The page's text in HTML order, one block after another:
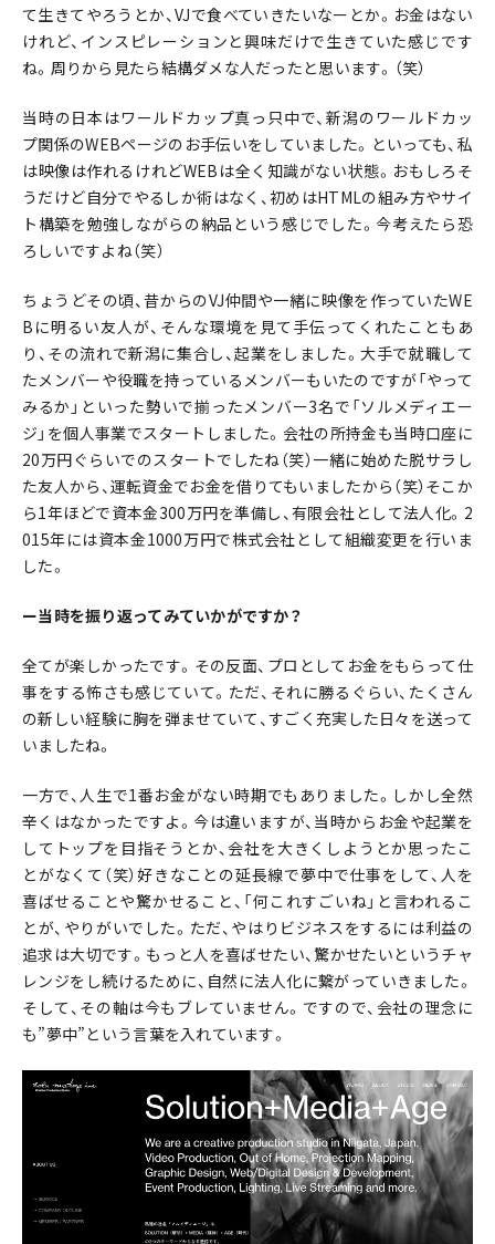
て生きてやろうとか、VJで食べていきたいなーとか。お金はない
けれど、インスピレーションと興味だけで生きていた感じです
ね。周りから見たら結構ダメな人だったと思います。（笑）
当時の日本はワールドカップ真っ只中で、新潟のワールドカッ
プ関係のWEBページのお手伝いをしていました。といっても、私
は映像は作れるけれどWEBは全く知識がない状態。おもしろそ
うだけど自分でやるしか術はなく、初めはHTMLの組み方やサイ
ト構築を勉強しながらの納品という感じでした。今考えたら恐
ろしいですよね（笑）
ちょうどその頃、昔からのVJ仲間や一緒に映像を作っていたWE
Bに明るい友人が、そんな環境を見て手伝ってくれたこともあ
り、その流れで新潟に集合し、起業をしました。大手で就職して
たメンバーや役職を持っているメンバーもいたのですが「やって
みるか」といった勢いで揃ったメンバー3名で「ソルメディエー
ジ」を個人事業でスタートしました。会社の所持金も当時口座に
20万円ぐらいでのスタートでしたね（笑）一緒に始めた脱サラし
た友人から、運転資金でお金を借りてもいましたから（笑）そこか
ら1年ほどで資本金300万円を準備し、有限会社として法人化。2
015年には資本金1000万円で株式会社として組織変更を行いま
した。
ー当時を振り返ってみていかがですか？
全てが楽しかったです。その反面、プロとしてお金をもらって仕
事をする怖さも感じていて。ただ、それに勝るぐらい、たくさん
の新しい経験に胸を弾ませていて、すごく充実した日々を送って
いましたね。
一方で、人生で1番お金がない時期でもありました。しかし全然
辛くはなかったですよ。今は違いますが、当時からお金や起業を
してトップを目指そうとか、会社を大きくしようとか思ったこ
とがなくて（笑）好きなことの延長線で夢中で仕事をして、人を
喜ばせることや驚かせること、「何これすごいね」と言われるこ
とが、やりがいでした。ただ、やはりビジネスをするには利益の
追求は大切です。もっと人を喜ばせたい、驚かせたいというチャ
レンジをし続けるために、自然に法人化に繋がっていきました。
そして、その軸は今もブレていません。ですので、会社の理念に
も”夢中”という言葉を入れています。